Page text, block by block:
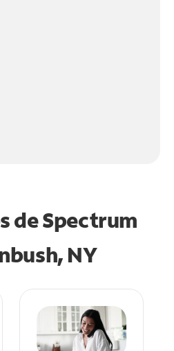
de Spectrum
NY